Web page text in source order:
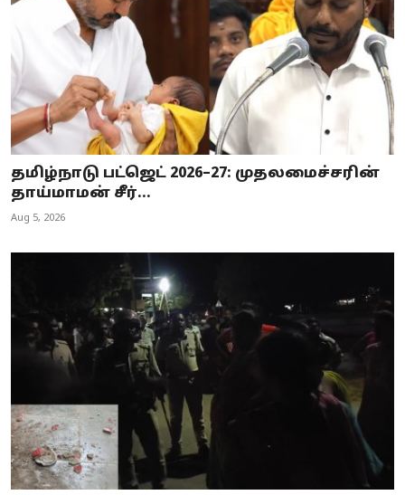
தமிழ்நாடு பட்ஜெட் 2026–27: முதலமைச்சரின்
தாய்மாமன் சீர்...
Aug 5, 2026